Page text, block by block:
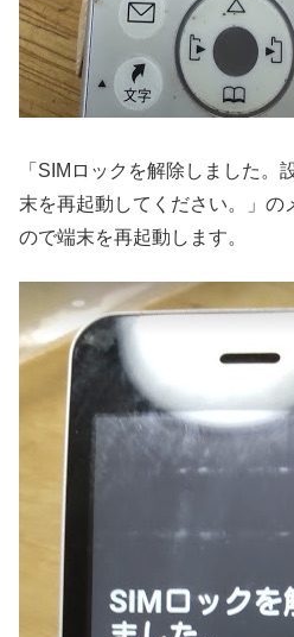
「SIMロックを解除しました。
末を再起動してください。」の
ので端末を再起動します。